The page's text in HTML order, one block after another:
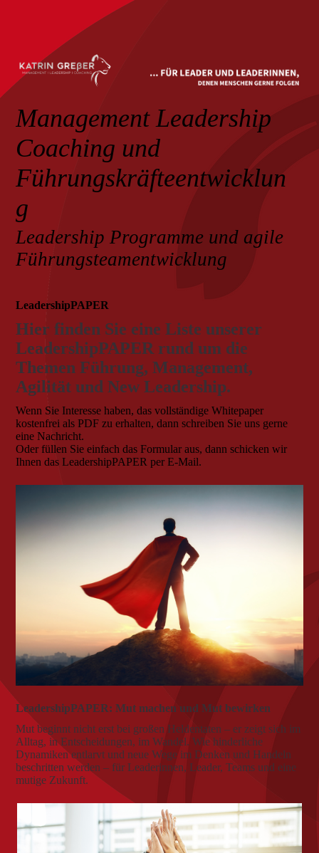
Management Leadership
Coaching und
Führungskräfteentwicklun
g
Leadership Programme und agile
Führungsteamentwicklung
LeadershipPAPER
Hier finden Sie eine Liste unserer
LeadershipPAPER rund um die
Themen Führung, Management,
Agilität und New Leadership.
Wenn Sie Interesse haben, das vollständige Whitepaper
kostenfrei als PDF zu erhalten, dann schreiben Sie uns gerne
eine Nachricht.
Oder füllen Sie einfach das Formular aus, dann schicken wir
Ihnen das LeadershipPAPER per E-Mail.
LeadershipPAPER: Mut machen und Mut bewirken
Mut beginnt nicht erst bei großen Heldentaten – er zeigt sich im
Alltag, in Entscheidungen, im Wandel. Wie hinderliche
Dynamiken entlarvt und neue Wege im Denken und Handeln
beschritten werden – für Leaderinnen, Leader, Teams und eine
mutige Zukunft.